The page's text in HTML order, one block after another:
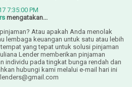
7:35:00 PM
mengatakan...
Atau apakah Anda menolak
lembaga keuangan untuk satu atau lebih
yang tepat untuk solusi pinjaman
Lender memberikan pinjaman
individu pada tingkat bunga rendah dan
hubungi kami melalui e-mail hari ini